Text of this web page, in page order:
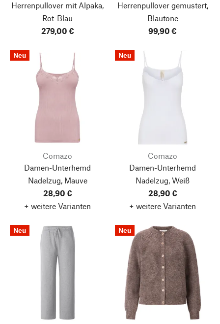
Herrenpullover mit Alpaka,
Rot-Blau
279,00 €
Herrenpullover gemustert,
Blautöne
99,90 €
Neu
Comazo
Damen-Unterhemd
Nadelzug, Mauve
28,90 €
+ weitere Varianten
Neu
Comazo
Damen-Unterhemd
Nadelzug, Weiß
28,90 €
+ weitere Varianten
Neu Neu